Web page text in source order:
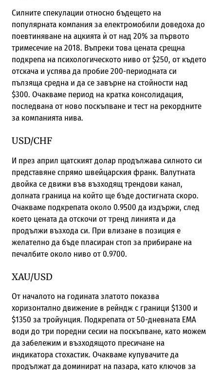
Силните спекулации относно бъдещето на
популярната компания за електромобили доведоха до
поевтиняване на ацкията ѝ от над 20% за първото
тримесечие на 2018. Въпреки това цената срещна
подкрепа на психологическото ниво от $250, от където
отскача и успява да пробие 200-периодната си
пълзяща средна и да се завърне на стойности над
$300. Очакваме период на кратка консолидация,
последвана от ново поскъпване и тест на рекордните
за компанията нива.
USD/CHF
И през април щатският долар продължава силното си
представяне спрямо швейцарския франк. Валутната
двойка се движи във възходящ трендови канал,
долната граница на който ще бъде достигната скоро.
Очакваме подкрепата около 0.9500 да издържи, след
което цената да отскочи от тренд линията и да
продължи възхода си. При влизане в позиция е
желателно да бъде пласиран стоп за прибиране на
печалбите около ниво от 0.9700.
XAU/USD
От началото на годината златото показва
хоризонтално движение в рейндж с граници $1300 и
$1350 за тройунция. Подкрепата от 50-дневната ЕМА
води до три поредни сесии на поскъпване, като можем
да забележим и възходящото пресичане на
индикатора стохастик. Очакваме купувачите да
продължат да доминират на пазара, като ключов за